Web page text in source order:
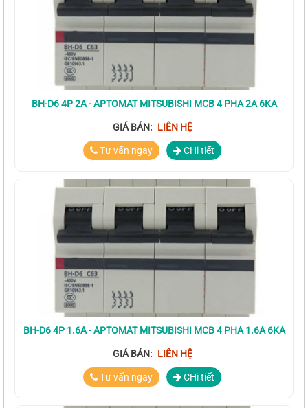
BH-D6 4P 2A - APTOMAT MITSUBISHI MCB 4 PHA 2A 6KA
GIÁ BÁN: LIÊN HỆ
Tư vấn ngay CHi tiết
BH-D6 4P 1.6A - APTOMAT MITSUBISHI MCB 4 PHA 1.6A 6KA
GIÁ BÁN: LIÊN HỆ
Tư vấn ngay CHi tiết